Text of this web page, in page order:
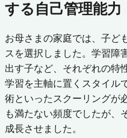
する自己管理能力
お母さまの家庭では、子ど
スを選択しました。学習障
出す子など、それぞれの特
学習を主軸に置くスタイル
術といったスクーリングが
も満たない頻度でしたが、
成長させました。